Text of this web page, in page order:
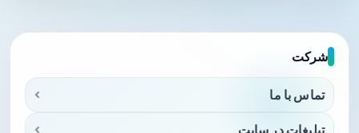
شرکت
تماس با ما
تبلیغات در سایت